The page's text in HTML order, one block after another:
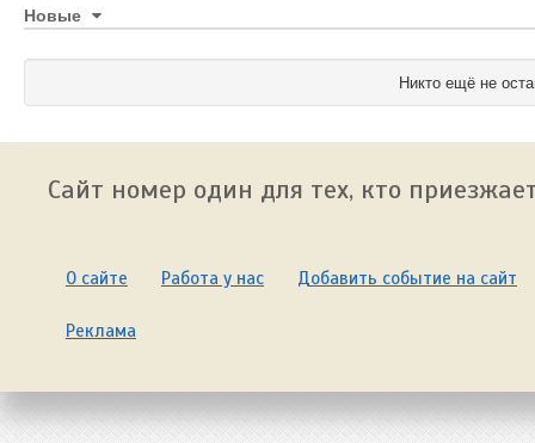
Новые
Никто ещё не
Сайт номер один для тех, кто
О сайте Работа у нас Добавить событие на сайт
Реклама